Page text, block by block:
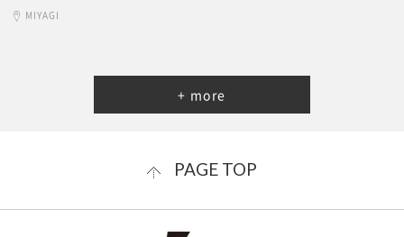
MIYAGI
+ more
PAGE TOP